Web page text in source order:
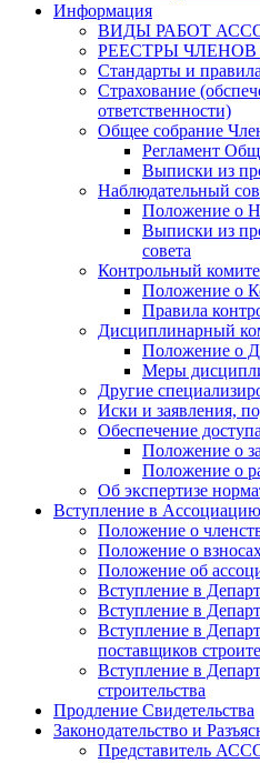
Информация
ВИДЫ РАБОТ
РЕЕСТРЫ
Стандарты и
Страхование
ответственности)
Общее собрание
Регламент
Выписки из
Наблюдательный
Положение о
Выписки из
совета
Контрольный
Положение о
Правила
Дисциплинарный
Положение о
Меры
Другие
Иски и заявления,
Обеспечение
Положение о
Положение о
Об экспертизе
Вступление в Ассоциацию
Положение о
Положение о
Положение об
Вступление в
Вступление в
Вступление в
поставщиков
Вступление в
строительства
Продление Свидетельства
Законодательство и
Представитель